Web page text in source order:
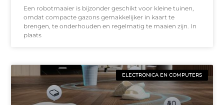
Een robotmaaier is bijzonder geschikt voor kleine tuinen,
omdat compacte gazons gemakkelijker in kaart te
brengen, te onderhouden en regelmatig te maaien zijn. In
plaats
ELECTRONICA EN COMPUTERS